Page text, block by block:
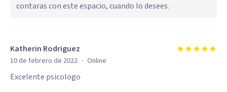
contaras con este espacio, cuando lo desees.
Katherin Rodriguez
10 de febrero de 2022 · Online
Excelente psicologo